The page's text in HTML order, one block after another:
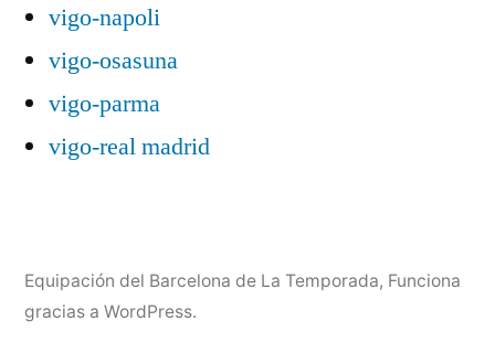
vigo-napoli
vigo-osasuna
vigo-parma
vigo-real madrid
Equipación del Barcelona de La Temporada, Funciona
gracias a WordPress.